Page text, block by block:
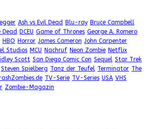
Ash vs Evil Dead Blu-ray Bruce Campbell
DCEU Game of Thrones George A. Romero
HBO Horror James Cameron John Carpenter
Studios MCU Nachruf Neon Zombie Netflix
Scott San Diego Comic Con Sequel Star Trek
Steven Spielberg Tanz der Teufel Terminator The
TV-Serie TV-Series USA VHS
Zombie-Magazin